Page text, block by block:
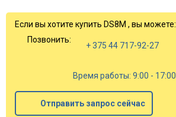
Если вы хотите купить DS8M , вы можете:
Позвонить:
+ 375 44 717-92-27
Время работы: 9:00 - 17:00
Отправить запрос сейчас